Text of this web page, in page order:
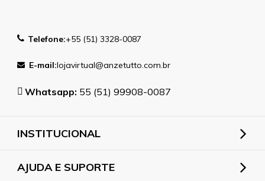
Telefone:+55 (51) 3328-0087
E-mail:lojavirtual@anzetutto.com.br
Whatsapp: 55 (51) 99908-0087
INSTITUCIONAL
AJUDA E SUPORTE